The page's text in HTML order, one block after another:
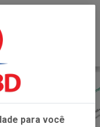
para você